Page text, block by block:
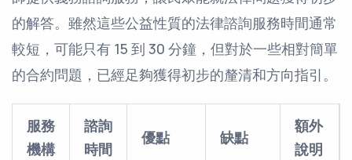
的解答。雖然這些公益性質的法律諮詢服務時間通常
較短，可能只有 15 到 30 分鐘，但對於一些相對簡單
的合約問題，已經足夠獲得初步的釐清和方向指引。
服務
機構
諮詢
時間
優點 缺點
額外
說明